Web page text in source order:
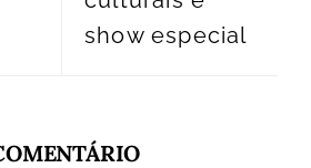
show especial